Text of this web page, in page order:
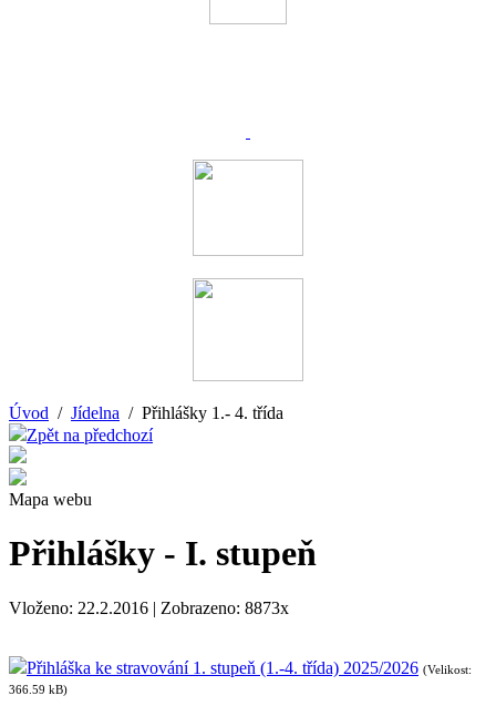
Úvod / Jídelna / Přihlášky 1.- 4. třída
Zpět na předchozí
Mapa webu
Přihlášky - I. stupeň
Vloženo: 22.2.2016 | Zobrazeno: 8873x
Přihláška ke stravování 1. stupeň (1.-4. třída) 2025/2026 (Velikost:
366.59 kB)